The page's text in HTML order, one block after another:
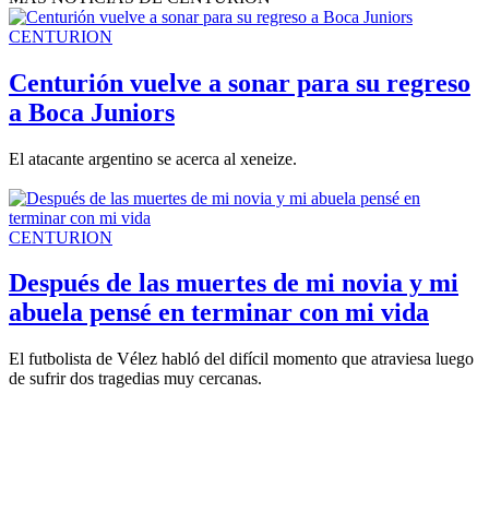
CENTURION
Centurión vuelve a sonar para su regreso
a Boca Juniors
El atacante argentino se acerca al xeneize.
CENTURION
Después de las muertes de mi novia y mi
abuela pensé en terminar con mi vida
El futbolista de Vélez habló del difícil momento que atraviesa luego
de sufrir dos tragedias muy cercanas.